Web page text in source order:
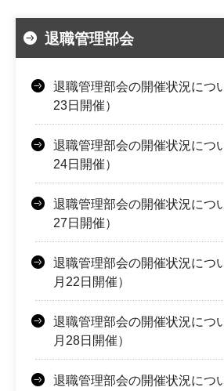
退職管理部会
退職管理部会の開催状況につ
23日開催）
退職管理部会の開催状況につ
24日開催）
退職管理部会の開催状況につ
27日開催）
退職管理部会の開催状況につ
月22日開催）
退職管理部会の開催状況につ
月28日開催）
退職管理部会の開催状況につ